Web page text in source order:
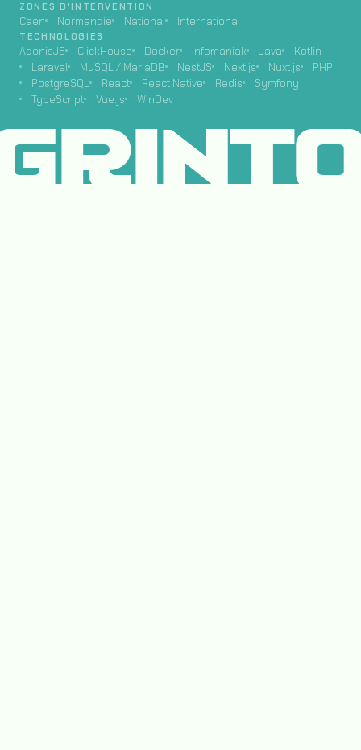
ZONES D'INTERVENTION
Caen Normandie National International
TECHNOLOGIES
AdonisJS ClickHouse Docker Infomaniak Java
Kotlin
Laravel
MySQL / MariaDB NestJS Next.js Nuxt.js
PHP
PostgreSQL
React React Native Redis
Symfony
TypeScript
Vue.js WinDev